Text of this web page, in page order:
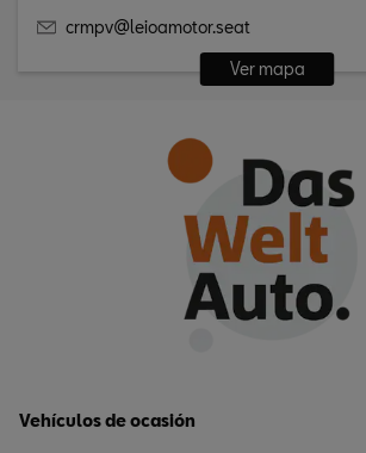
crmpv@leioamotor.seat
Ver mapa
Vehículos de ocasión